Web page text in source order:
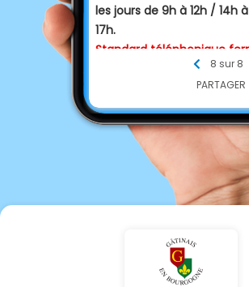
les jours de 9h à 12h / 14h à
17h.
Standard téléphonique
le mardi après-midi.
Coordonnées :
6, rue Danton - 89 690
CHEROY
Téléphone : 03.86.97.71.94
bourgogne.fr
8 sur 8
PARTAGER